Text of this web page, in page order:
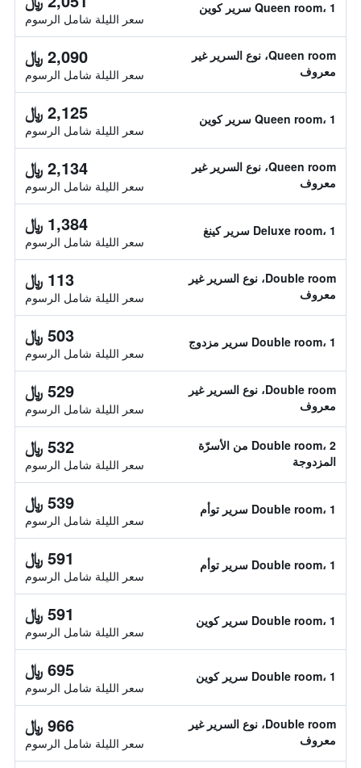
Queen room، 1 سرير كوين
سعر الليلة شامل الرسوم
Queen room، نوع السرير غير
معروف
2,090 ﷼
سعر الليلة شامل الرسوم
Queen room، 1 سرير كوين 2,125 ﷼
سعر الليلة شامل الرسوم
Queen room، نوع السرير غير
معروف
2,134 ﷼
سعر الليلة شامل الرسوم
Deluxe room، 1 سرير كينغ 1,384 ﷼
سعر الليلة شامل الرسوم
Double room، نوع السرير غير
معروف
113 ﷼
سعر الليلة شامل الرسوم
Double room، 1 سرير مزدوج 503 ﷼
سعر الليلة شامل الرسوم
Double room، نوع السرير غير
معروف
529 ﷼
سعر الليلة شامل الرسوم
Double room، 2 من الأسرّة
المزدوجة
532 ﷼
سعر الليلة شامل الرسوم
Double room، 1 سرير توأم 539 ﷼
سعر الليلة شامل الرسوم
Double room، 1 سرير توأم 591 ﷼
سعر الليلة شامل الرسوم
Double room، 1 سرير كوين 591 ﷼
سعر الليلة شامل الرسوم
Double room، 1 سرير كوين 695 ﷼
سعر الليلة شامل الرسوم
Double room، نوع السرير غير
معروف
966 ﷼
سعر الليلة شامل الرسوم